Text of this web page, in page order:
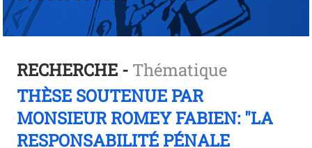
RECHERCHE - Thématique
THÈSE SOUTENUE PAR
MONSIEUR ROMEY FABIEN: "LA
RESPONSABILITÉ PÉNALE